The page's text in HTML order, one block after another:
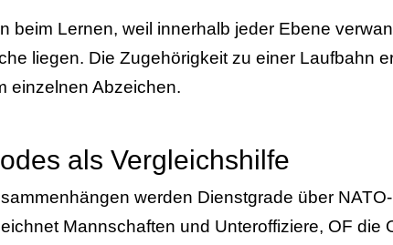
beim Lernen, weil innerhalb jeder Ebene
liegen. Die Zugehörigkeit zu einer Laufbahn
einzelnen Abzeichen.
als Vergleichshilfe
werden Dienstgrade über
Mannschaften und Unteroffiziere, OF die